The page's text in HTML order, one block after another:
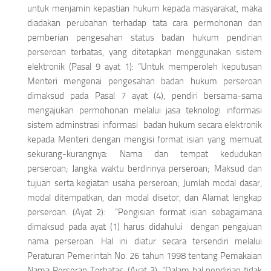
untuk menjamin kepastian hukum kepada masyarakat, maka
diadakan perubahan terhadap tata cara permohonan dan
pemberian pengesahan status badan hukum pendirian
perseroan terbatas, yang ditetapkan menggunakan sistem
elektronik (Pasal 9 ayat 1): “Untuk memperoleh keputusan
Menteri mengenai pengesahan badan hukum perseroan
dimaksud pada Pasal 7 ayat (4), pendiri bersama-sama
mengajukan permohonan melalui jasa teknologi informasi
sistem adminstrasi informasi badan hukum secara elektronik
kepada Menteri dengan mengisi format isian yang memuat
sekurang-kurangnya:
Nama dan tempat kedudukan
perseroan; Jangka waktu berdirinya perseroan; Maksud dan
tujuan serta kegiatan usaha perseroan; Jumlah modal dasar,
modal ditempatkan, dan modal disetor, dan Alamat lengkap
perseroan. (Ayat 2): “Pengisian format isian sebagaimana
dimaksud pada ayat (1) harus didahului dengan pengajuan
nama perseroan. Hal ini diatur secara tersendiri melalui
Peraturan Pemerintah No. 26 tahun 1998 tentang Pemakaian